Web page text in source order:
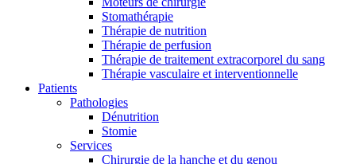
Pôle d’innovation
Stimulons ensemble l’innovation dans la technologie
médicale. Apprenez-en plus sur notre centre d’innovation et
présentez votre idée.
Stomathérapie
Thérapie de nutrition
Thérapie de perfusion
Thérapie de traitement extracorporel du sang
Thérapie vasculaire et interventionnelle
Patients
Pathologies
Dénutrition
Stomie
Services
Chirurgie de la hanche et du genou